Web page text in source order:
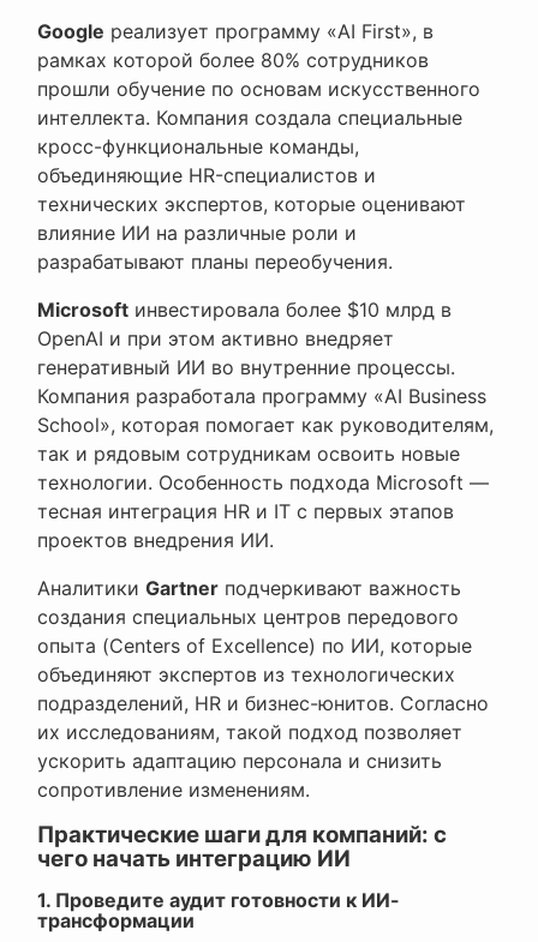
Google реализует программу «AI First», в
рамках которой более 80% сотрудников
прошли обучение по основам искусственного
интеллекта. Компания создала специальные
кросс-функциональные команды,
объединяющие HR-специалистов и
технических экспертов, которые оценивают
влияние ИИ на различные роли и
разрабатывают планы переобучения.
Microsoft инвестировала более $10 млрд в
OpenAI и при этом активно внедряет
генеративный ИИ во внутренние процессы.
Компания разработала программу «AI Business
School», которая помогает как руководителям,
так и рядовым сотрудникам освоить новые
технологии. Особенность подхода Microsoft —
тесная интеграция HR и IT с первых этапов
проектов внедрения ИИ.
Аналитики Gartner подчеркивают важность
создания специальных центров передового
опыта (Centers of Excellence) по ИИ, которые
объединяют экспертов из технологических
подразделений, HR и бизнес-юнитов. Согласно
их исследованиям, такой подход позволяет
ускорить адаптацию персонала и снизить
сопротивление изменениям.
Практические шаги для компаний: с
чего начать интеграцию ИИ
1. Проведите аудит готовности к ИИ-
трансформации